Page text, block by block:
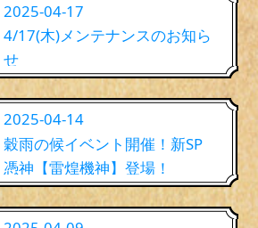
2025-04-17
4/17(木)メンテナンスのお知ら
せ
2025-04-14
穀雨の候イベント開催！新SP
憑神【雷煌機神】登場！